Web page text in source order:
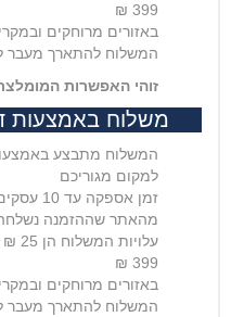
399 ₪
באזורים מרוחקים
המשלוח להתארך מעבר ל 7 ימי
זוהי האפשרות
משלוח באמצעות
המשלוח מתבצע
למקום מגוריכם
זמן
מהאתר שההזמנה
399 ₪
באזורים מרוחקים
המשלוח להתארך מעבר ל 10 ימי